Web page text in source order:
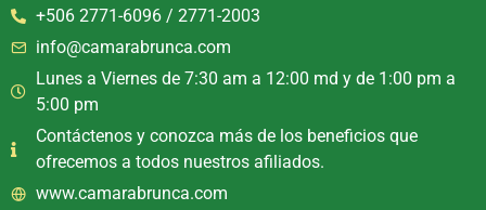
+506 2771-6096 / 2771-2003
info@camarabrunca.com
Lunes a Viernes de 7:30 am a 12:00 md y de 1:00 pm a
5:00 pm
Contáctenos y conozca más de los beneficios que
ofrecemos a todos nuestros afiliados.
www.camarabrunca.com